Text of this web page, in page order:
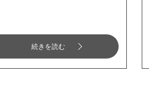
続きを読む